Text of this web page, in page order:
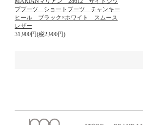
プブーツ ショートブーツ チャンキー
ヒール ブラック×ホワイト スムース
レザー
31,900円(税2,900円)